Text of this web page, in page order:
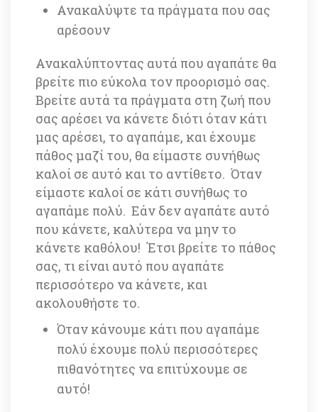
Ανακαλύψτε τα πράγματα που σας
αρέσουν
Ανακαλύπτοντας αυτά που αγαπάτε θα
βρείτε πιο εύκολα τον προορισμό σας.
Βρείτε αυτά τα πράγματα στη ζωή που
σας αρέσει να κάνετε διότι όταν κάτι
μας αρέσει, το αγαπάμε, και έχουμε
πάθος μαζί του, θα είμαστε συνήθως
καλοί σε αυτό και το αντίθετο. Όταν
είμαστε καλοί σε κάτι συνήθως το
αγαπάμε πολύ. Εάν δεν αγαπάτε αυτό
που κάνετε, καλύτερα να μην το
κάνετε καθόλου! Έτσι βρείτε το πάθος
σας, τι είναι αυτό που αγαπάτε
περισσότερο να κάνετε, και
ακολουθήστε το.
Όταν κάνουμε κάτι που αγαπάμε
πολύ έχουμε πολύ περισσότερες
πιθανότητες να επιτύχουμε σε
αυτό!